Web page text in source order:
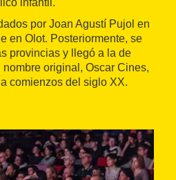
infantil.
por Joan Agustí Pujol en
en Olot. Posteriormente, se
provincias y llegó a la de
original, Oscar Cines,
a comienzos del siglo XX.